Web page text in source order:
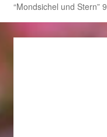
AGB
Beispiel-Seite
Geschenke zu Ostern
“Mondsichel und Stern”